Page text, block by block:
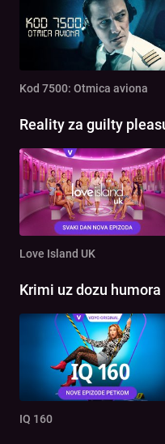
Kod 7500: Otmica aviona
Reality za guilty
Love Island UK
Krimi uz dozu humora
IQ 160